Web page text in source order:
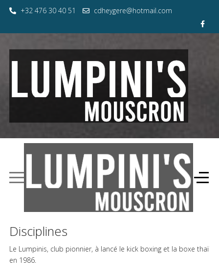
+32 476 30 40 51 cdheygere@hotmail.com
Disciplines
Le Lumpinis, club pionnier, à lancé le kick boxing et la boxe thaï
en 1986.